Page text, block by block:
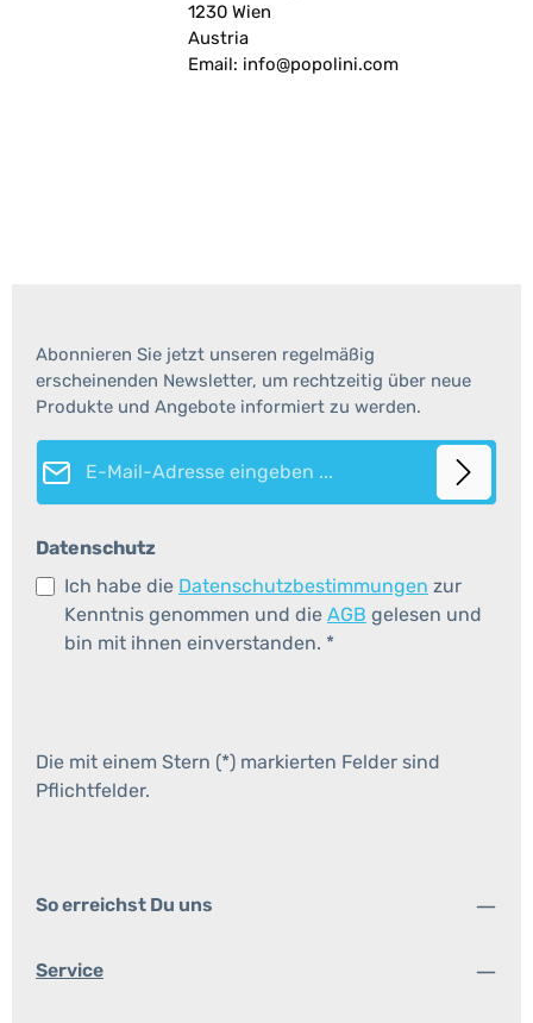
1230 Wien
Austria
Email: info@popolini.com
Abonnieren Sie jetzt unseren regelmäßig
erscheinenden Newsletter, um rechtzeitig über neue
Produkte und Angebote informiert zu werden.
E-Mail-Adresse*
Datenschutz
Ich habe die Datenschutzbestimmungen zur
Kenntnis genommen und die AGB gelesen und
bin mit ihnen einverstanden. *
Die mit einem Stern (*) markierten Felder sind
Pflichtfelder.
So erreichst Du uns
Service